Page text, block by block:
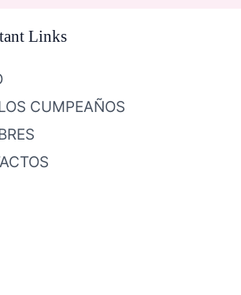
Links
CUMPEAÑOS